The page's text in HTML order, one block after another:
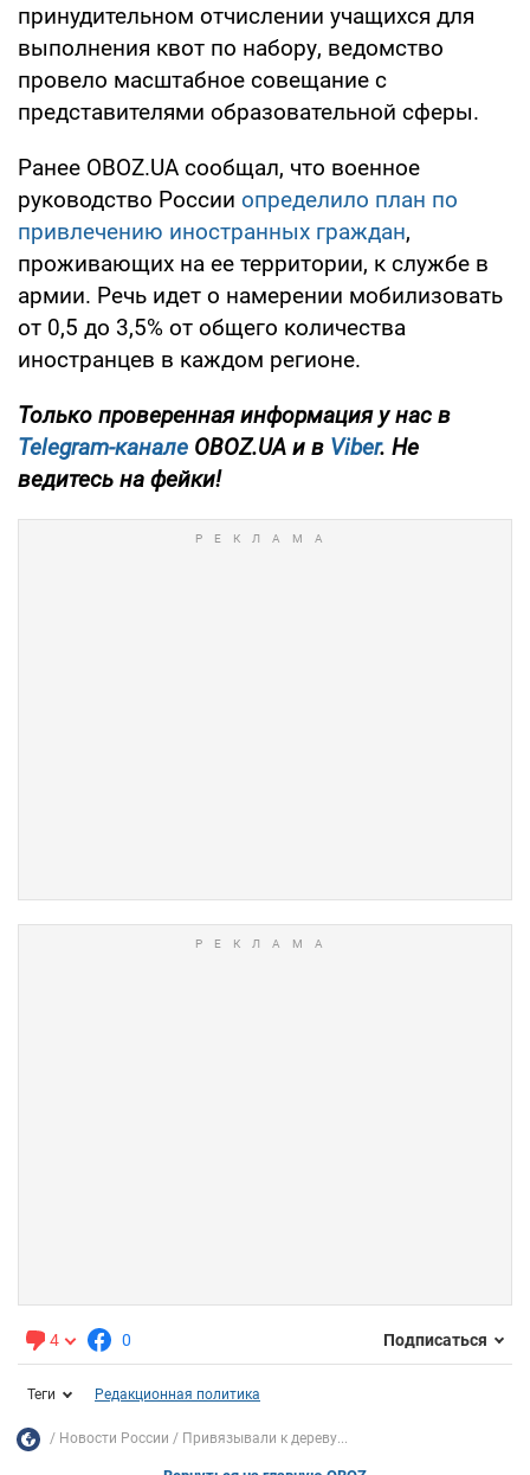
принудительном отчислении учащихся для
выполнения квот по набору, ведомство
провело масштабное совещание с
представителями образовательной сферы.
Ранее OBOZ.UA сообщал, что военное
руководство России определило план по
привлечению иностранных граждан,
проживающих на ее территории, к службе в
армии. Речь идет о намерении мобилизовать
от 0,5 до 3,5% от общего количества
иностранцев в каждом регионе.
Только проверенная информация у нас в
Telegram-канале OBOZ.UA и в Viber. Не
ведитесь на фейки!
4 0 Подписаться
Теги Редакционная политика
Новости России Привязывали к дереву...